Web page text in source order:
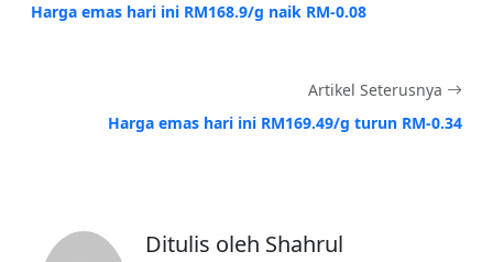
Harga emas hari ini RM168.9/g naik RM-0.08
Artikel Seterusnya
Harga emas hari ini RM169.49/g turun RM-0.34
Ditulis oleh Shahrul